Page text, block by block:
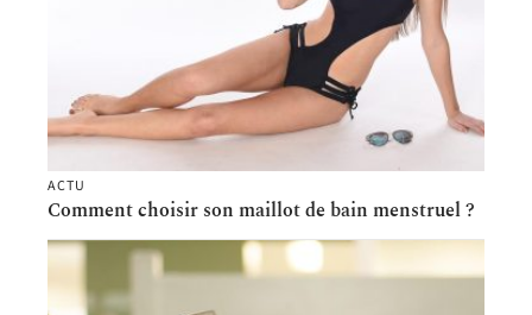
ACTU
Comment choisir son maillot de bain menstruel ?